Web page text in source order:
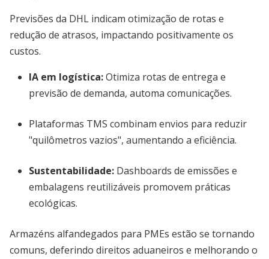
Previsões da DHL indicam otimização de rotas e
redução de atrasos, impactando positivamente os
custos.
IA em logística:Otimiza rotas de entrega e
previsão de demanda, automa comunicações.
Plataformas TMS combinam envios para reduzir
"quilômetros vazios", aumentando a eficiência.
Sustentabilidade: Dashboards de emissões e
embalagens reutilizáveis promovem práticas
ecológicas.
Armazéns alfandegados para PMEs estão se tornando
comuns, deferindo direitos aduaneiros e melhorando o